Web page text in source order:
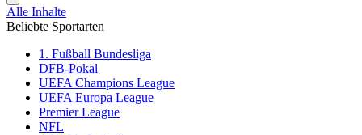
Alle Inhalte
Beliebte Sportarten
1. Fußball Bundesliga
DFB-Pokal
UEFA Champions League
UEFA Europa League
Premier League
NFL